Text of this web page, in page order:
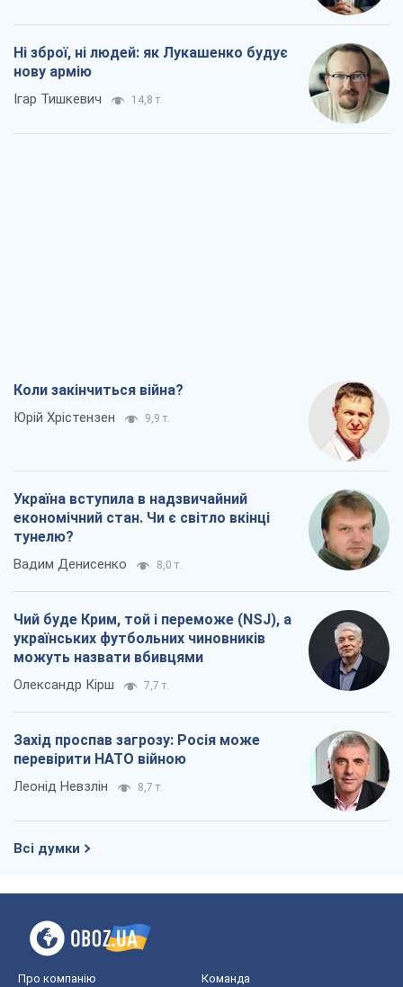
Ні зброї, ні людей: як Лукашенко будує
нову армію
Ігар Тишкевич 14,8 т.
Коли закінчиться війна?
Юрій Хрістензен 9,9 т.
Україна вступила в надзвичайний
економічний стан. Чи є світло вкінці
тунелю?
Вадим Денисенко 8,0 т.
Чий буде Крим, той і переможе (NSJ), а
українських футбольних чиновників
можуть назвати вбивцями
Олександр Кірш 7,7 т.
Захід проспав загрозу: Росія може
перевірити НАТО війною
Леонід Невзлін 8,7 т.
Всі думки
Про компанію Команда